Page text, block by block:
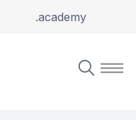
.academy